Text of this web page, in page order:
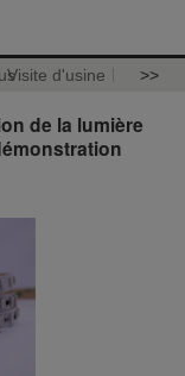
Visite d'usine >>
de la lumière